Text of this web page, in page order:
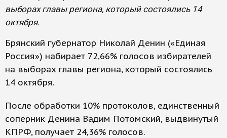
выборах главы региона, который состоялись 14
октября.
Брянский губернатор Николай Денин («Единая
Россия») набирает 72,66% голосов избирателей
на выборах главы региона, который состоялись
14 октября.
После обработки 10% протоколов, единственный
соперник Денина Вадим Потомский, выдвинутый
КПРФ, получает 24,36% голосов.